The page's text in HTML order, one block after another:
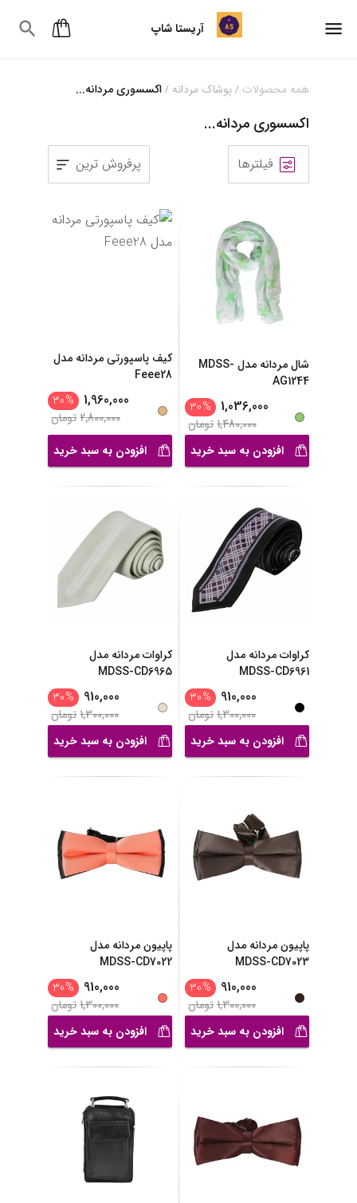
آریستا شاپ
همه محصولات / پوشاک مردانه / اکسسوری مردانه...
اکسسوری مردانه...
فیلترها پرفروش ترین
شال مردانه مدل MDSS-
AG1244
1,036,000
%
30
1,480,000تومان
افزودن به سبد خرید
کیف پاسپورتی مردانه مدل
Feee28
1,960,000
%
30
2,800,000تومان
افزودن به سبد خرید
کراوات مردانه مدل
MDSS-CD6961
910,000
%
30
1,300,000تومان
افزودن به سبد خرید
کراوات مردانه مدل
MDSS-CD6965
910,000
%
30
1,300,000تومان
افزودن به سبد خرید
پاپیون مردانه مدل
MDSS-CD7023
910,000
%
30
1,300,000تومان
افزودن به سبد خرید
پاپیون مردانه مدل
MDSS-CD7022
910,000
%
30
1,300,000تومان
افزودن به سبد خرید